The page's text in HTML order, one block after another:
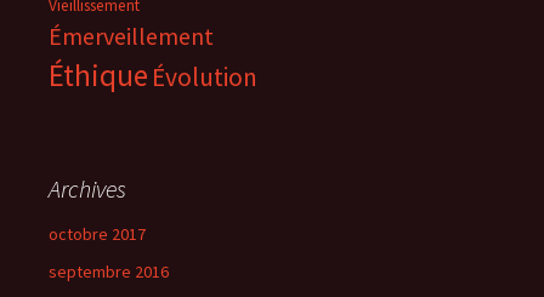
Vieillissement
Émerveillement
Éthique Évolution
Archives
octobre 2017
septembre 2016